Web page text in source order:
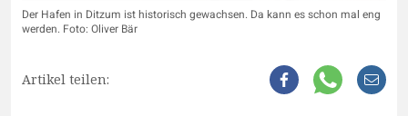
Der Hafen in Ditzum ist historisch gewachsen. Da kann es schon mal eng
werden. Foto: Oliver Bär
Artikel teilen: